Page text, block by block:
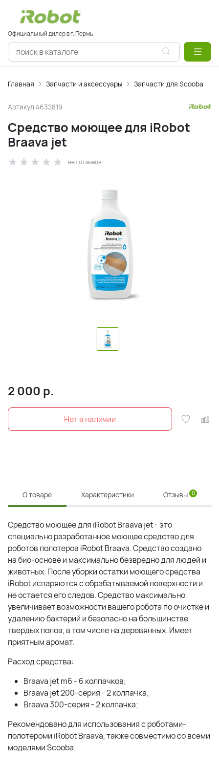
Официальный дилер в г. Пермь
Главная Запчасти и аксессуары Запчасти для Scooba
Артикул 4632819
Средство моющее для iRobot
Braava jet
нет отзывов
2 000 р.
О товаре Характеристики Отзывы 0
Средство моющее для iRobot Braava jet - это
специально разработанное моющее средство для
роботов полотеров iRobot Braava. Средство создано
на био-основе и максимально безвредно для людей и
животных. После уборки остатки моющего средства
iRobot испаряются с обрабатываемой поверхности и
не остается его следов. Средство максимально
увеличивает возможности вашего робота по очистке и
удалению бактерий и безопасно на большинстве
твердых полов, в том числе на деревянных. Имеет
приятным аромат.
Расход средства:
Braava jet m6 - 6 колпачков;
Braava jet 200-серия - 2 колпачка;
Braava 300-серия - 2 колпачка;
Рекомендовано для использования с роботами-
полотероми iRobot Braava, также совместимо со всеми
моделями Scooba.